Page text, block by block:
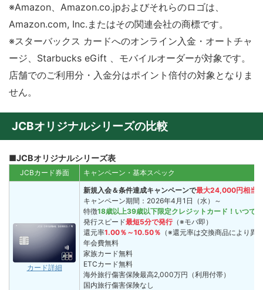
※Amazon、Amazon.co.jpおよびそれらのロゴは、
Amazon.com, Inc.またはその関連会社の商標です。
※スターバックス カードへのオンライン入金・オートチャ
ージ、Starbucks eGift 、モバイルオーダーが対象です。
店舗でのご利用分・入金分はポイント倍付の対象となりま
せん。
JCBオリジナルシリーズの比較
■JCBオリジナルシリーズ表
JCBカード券面 キャンペーン・基本スペック
カード詳細
新規入会＆条件達成キャンペーンで最大24,000円相当
キャンペーン期間：2026年4月1日（水）～
特徴18歳以上39歳以下限定クレジットカード！いつで
発行スピード最短5分で発行（※モバ即）
還元率1.00％～10.50％ （※還元率は交換商品により異
年会費無料
家族カード無料
ETCカード無料
海外旅行傷害保険最高2,000万円（利用付帯）
国内旅行傷害保険なし